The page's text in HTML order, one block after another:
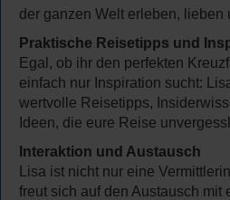
der ganzen Welt erleben, lieben
Praktische Reisetipps und
Egal, ob ihr den perfekten
einfach nur Inspiration sucht:
wertvolle Reisetipps,
Ideen, die eure Reise
Interaktion und Austausch
Lisa ist nicht nur eine
freut sich auf den Austausch mit